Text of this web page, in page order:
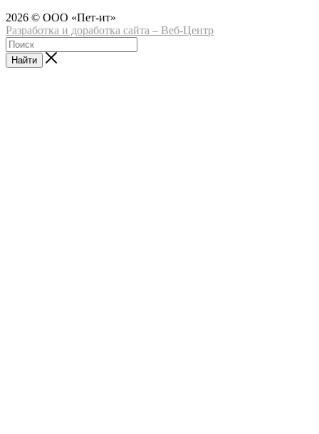
2026 © ООО «Пет-ит»
Разработка и доработка сайта – Веб-Центр
Найти